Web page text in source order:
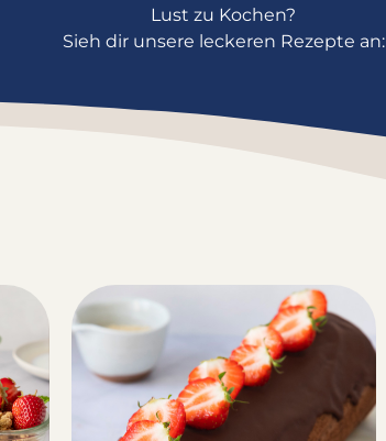
Lust zu Kochen?
Sieh dir unsere leckeren Rezepte an: